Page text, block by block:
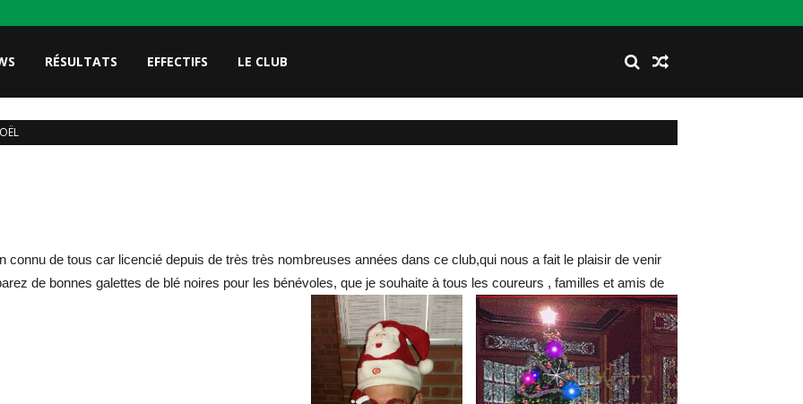
RÉSULTATS EFFECTIFS LE CLUB
connu de tous car licencié depuis de très très nombreuses années dans ce club,qui nous a fait le plaisir de venir
de bonnes galettes de blé noires pour les bénévoles, que je souhaite à tous les coureurs , familles et amis de